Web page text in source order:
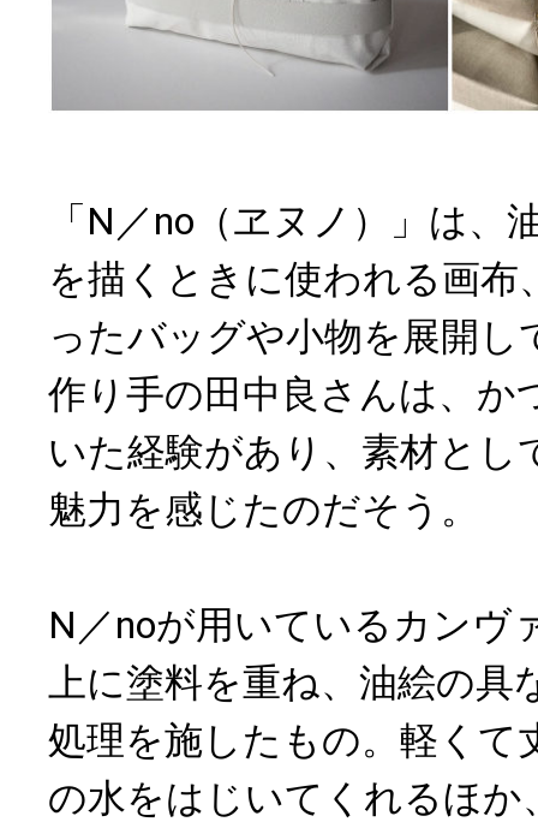
「N／no（ヱヌノ）」は、
を描くときに使われる画布
ったバッグや小物を展開し
作り手の田中良さんは、か
いた経験があり、素材とし
魅力を感じたのだそう。
N／noが用いているカンヴ
上に塗料を重ね、油絵の具
処理を施したもの。軽くて
の水をはじいてくれるほか